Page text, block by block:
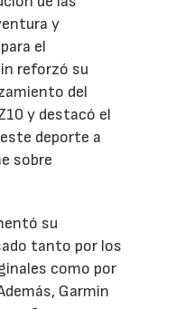
y
el
reforzó su
del
y destacó el
deporte a
sobre
su
tanto por los
como por
Garmin